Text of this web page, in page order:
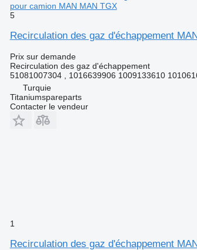
pour camion MAN MAN TGX
5
Recirculation des gaz d'échappement
Prix sur demande
Recirculation des gaz d'échappement
51081007304 , 1016639906 1009133610
Turquie
Titaniumspareparts
Contacter le vendeur
1
Recirculation des gaz d'échappement